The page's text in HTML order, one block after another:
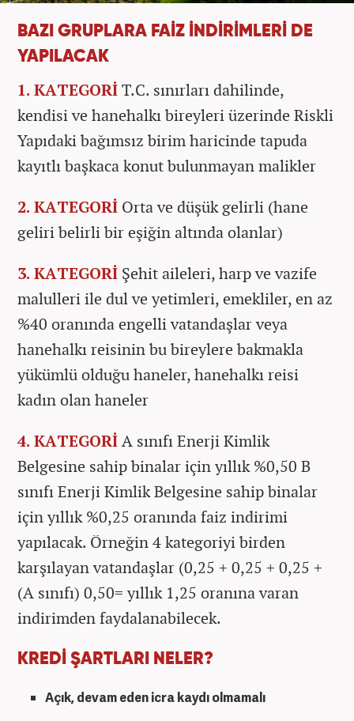
BAZI GRUPLARA FAİZ İNDİRİMLERİ DE
YAPILACAK
1. KATEGORİT.C. sınırları dahilinde,
kendisi ve hanehalkı bireyleri üzerinde Riskli
Yapıdaki bağımsız birim haricinde tapuda
kayıtlı başkaca konut bulunmayan malikler
2. KATEGORİ Orta ve düşük gelirli (hane
geliri belirli bir eşiğin altında olanlar)
3. KATEGORİ Şehit aileleri, harp ve vazife
malulleri ile dul ve yetimleri, emekliler, en az
%40 oranında engelli vatandaşlar veya
hanehalkı reisinin bu bireylere bakmakla
yükümlü olduğu haneler, hanehalkı reisi
kadın olan haneler
4. KATEGORİA sınıfı Enerji Kimlik
Belgesine sahip binalar için yıllık %0,50 B
sınıfı Enerji Kimlik Belgesine sahip binalar
için yıllık %0,25 oranında faiz indirimi
yapılacak. Örneğin 4 kategoriyi birden
karşılayan vatandaşlar (0,25 + 0,25 + 0,25 +
(A sınıfı) 0,50= yıllık 1,25 oranına varan
indirimden faydalanabilecek.
KREDİ ŞARTLARI NELER?
Açık, devam eden icra kaydı olmamalı